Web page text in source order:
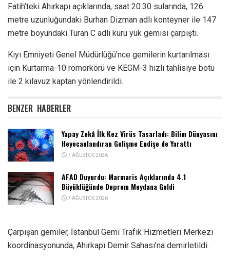
Fatih’teki Ahırkapı açıklarında, saat 20.30 sularında, 126
metre uzunluğundaki Burhan Dizman adlı konteyner ile 147
metre boyundaki Turan C adlı kuru yük gemisi çarpıştı.
Kıyı Emniyeti Genel Müdürlüğü’nce gemilerin kurtarılması
için Kurtarma-10 römorkörü ve KEGM-3 hızlı tahlisiye botu
ile 2 kılavuz kaptan yönlendirildi.
BENZER HABERLER
Yapay Zekâ İlk Kez Virüs Tasarladı: Bilim Dünyasını
Heyecanlandıran Gelişme Endişe de Yarattı
7 AĞUSTOS 2026
AFAD Duyurdu: Marmaris Açıklarında 4.1
Büyüklüğünde Deprem Meydana Geldi
7 AĞUSTOS 2026
Çarpışan gemiler, İstanbul Gemi Trafik Hizmetleri Merkezi
koordinasyonunda, Ahırkapı Demir Sahası’na demirletildi.